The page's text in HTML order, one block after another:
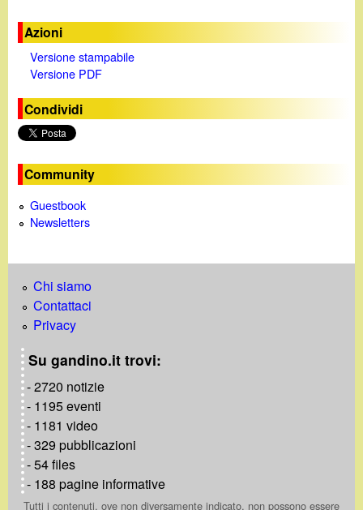
i
e
Azioni
Versione stampabile
Versione PDF
Condividi
Community
Guestbook
Newsletters
Chi siamo
Contattaci
Privacy
Su gandino.it trovi:
- 2720 notizie
- 1195 eventi
- 1181 video
- 329 pubblicazioni
- 54 files
- 188 pagine informative
Tutti i contenuti, ove non diversamente indicato, non possono essere